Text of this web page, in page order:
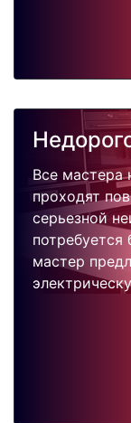
Все мастера
проходят
серьезной
мастер